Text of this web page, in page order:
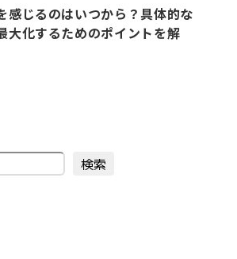
感じるのはいつから？具体的な
大化するためのポイントを解
検索